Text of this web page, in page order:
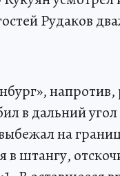
Рудаков
в дальний
на
в штангу,